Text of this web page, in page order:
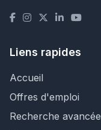
Liens rapides
Accueil
Offres d'emploi
Recherche avancée